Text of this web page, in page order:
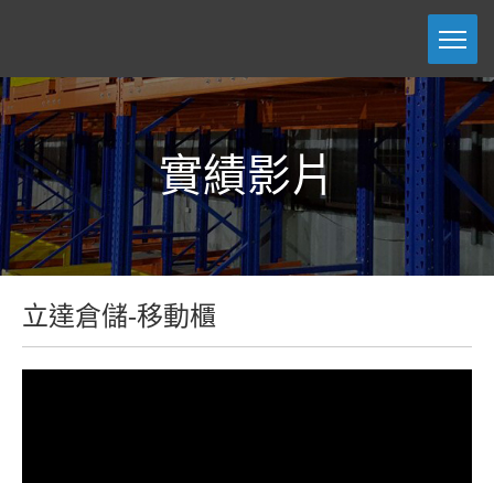
實績影片
立達倉儲-移動櫃